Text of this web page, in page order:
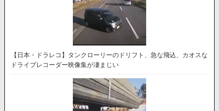
【日本・ドラレコ】タンクローリーのドリフト、急な飛込、カオスな
ドライブレコーダー映像集が凄まじい